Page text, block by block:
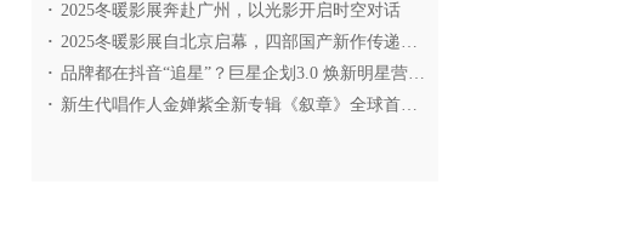
· 2025冬暖影展奔赴广州，以光影开启时空对话
· 2025冬暖影展自北京启幕，四部国产新作传递银幕温情
· 品牌都在抖音“追星”？巨星企划3.0 焕新明星营销，让
· 新生代唱作人金婵紫全新专辑《叙章》全球首发，颠覆